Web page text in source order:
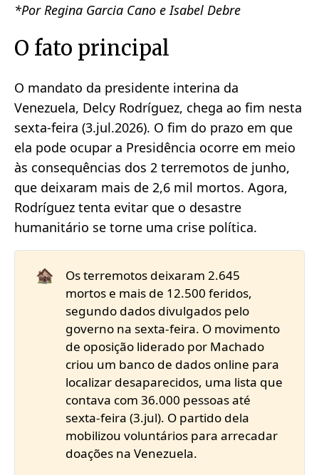
*Por Regina Garcia Cano e Isabel Debre
O fato principal
O mandato da presidente interina da
Venezuela, Delcy Rodríguez, chega ao fim nesta
sexta-feira (3.jul.2026). O fim do prazo em que
ela pode ocupar a Presidência ocorre em meio
às consequências dos 2 terremotos de junho,
que deixaram mais de 2,6 mil mortos. Agora,
Rodríguez tenta evitar que o desastre
humanitário se torne uma crise política.
🏚️
Os terremotos deixaram 2.645
mortos e mais de 12.500 feridos,
segundo dados divulgados pelo
governo na sexta-feira. O movimento
de oposição liderado por Machado
criou um banco de dados online para
localizar desaparecidos, uma lista que
contava com 36.000 pessoas até
sexta-feira (3.jul). O partido dela
mobilizou voluntários para arrecadar
doações na Venezuela.